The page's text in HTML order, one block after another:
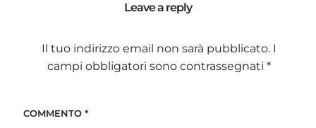
Leave a reply
Il tuo indirizzo email non sarà pubblicato. I
campi obbligatori sono contrassegnati *
COMMENTO *